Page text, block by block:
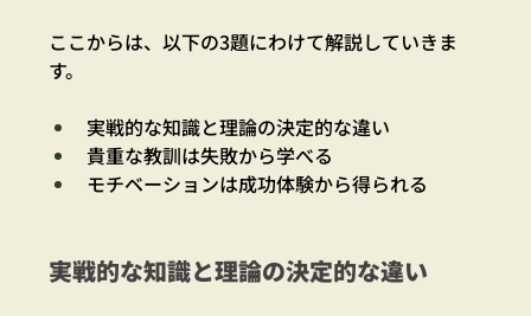
ここからは、以下の3題にわけて解説していきま
す。
実戦的な知識と理論の決定的な違い
貴重な教訓は失敗から学べる
モチベーションは成功体験から得られる
実戦的な知識と理論の決定的な違い